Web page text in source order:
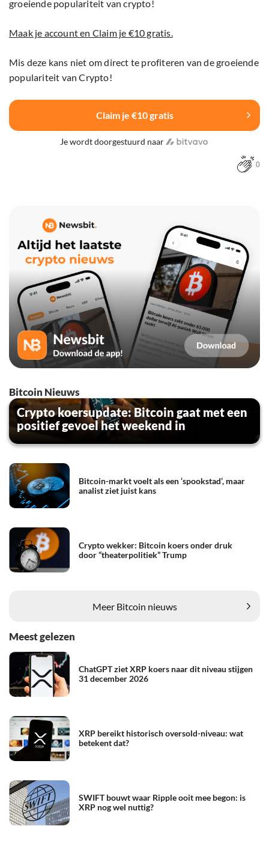
groeiende populariteit van crypto!
Maak je account en Claim je €10 gratis.
Mis deze kans niet om direct te profiteren van de groeiende
populariteit van Crypto!
Claim je €10 gratis
Je wordt doorgestuurd naar
0
Bitcoin Nieuws
Crypto koersupdate: Bitcoin gaat met een
positief gevoel het weekend in
Bitcoin-markt voelt als een ‘spookstad’, maar
analist ziet juist kans
Crypto wekker: Bitcoin koers onder druk
door “theaterpolitiek” Trump
Meer Bitcoin nieuws
Meest gelezen
ChatGPT ziet XRP koers naar dit niveau stijgen
31 december 2026
XRP bereikt historisch oversold-niveau: wat
betekent dat?
SWIFT bouwt waar Ripple ooit mee begon: is
XRP nog wel nuttig?